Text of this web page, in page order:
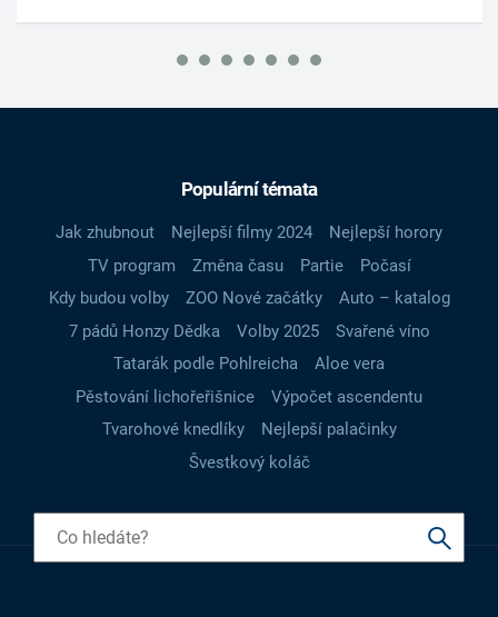
Populární témata
Jak zhubnout Nejlepší filmy 2024
Nejlepší horory
TV program
Změna času Partie
Počasí
Kdy budou volby
ZOO Nové začátky
Auto – katalog
7 pádů Honzy Dědka
Volby 2025
Svařené víno
Tatarák podle Pohlreicha
Aloe vera
Pěstování lichořeřišnice
Výpočet ascendentu
Tvarohové knedlíky
Nejlepší palačinky
Švestkový koláč